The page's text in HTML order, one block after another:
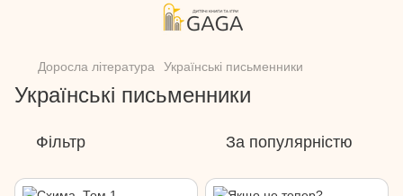
Доросла література Українські письменники
Українські письменники
Фільтр За популярністю